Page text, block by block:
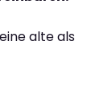
alte als